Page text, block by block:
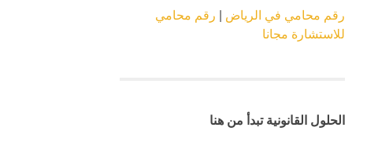
رقم محامي في الرياض
رقم محامي
للاستشارة مجانا
الحلول القانونية تبدأ من هنا